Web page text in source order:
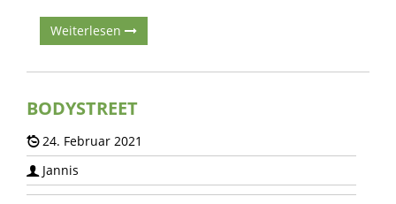
Weiterlesen
BODYSTREET
24. Februar 2021
Jannis